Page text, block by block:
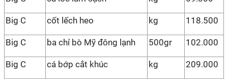
Big C cốt lếch heo kg 118.500
Big C ba chỉ bò Mỹ đông lạnh 500gr 102.000
Big C cá bớp cắt khúc kg 209.000